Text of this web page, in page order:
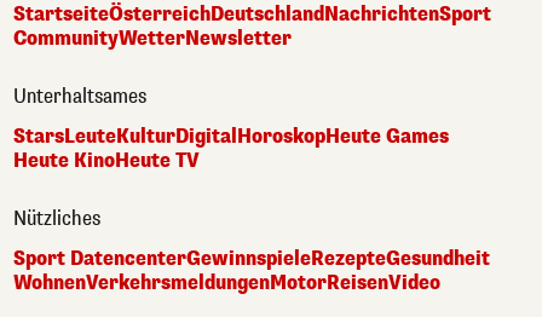
StartseiteÖsterreichDeutschlandNachrichtenSport
CommunityWetterNewsletter
Unterhaltsames
StarsLeuteKulturDigital HoroskopHeute Games
Heute KinoHeute TV
Nützliches
Sport DatencenterGewinnspieleRezepteGesundheit
WohnenVerkehrsmeldungenMotorReisenVideo